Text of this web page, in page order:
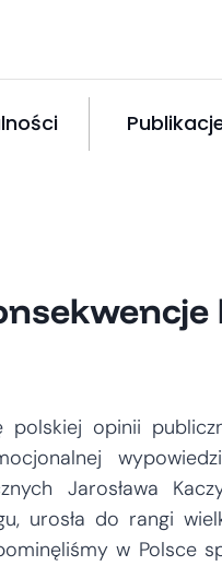
opinii
Jarosława
urosła do rangi
w Polsce